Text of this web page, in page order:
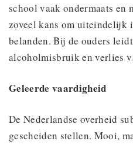
school vaak ondermaats en
zoveel kans om uiteindelijk
belanden. Bij de ouders
alcoholmisbruik en verlies
Geleerde vaardigheid
De Nederlandse overheid
gescheiden stellen. Mooi,